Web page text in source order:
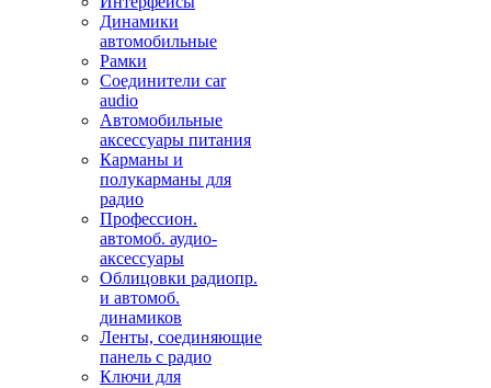
Динамики
автомобильные
Рамки
Соединители car
audio
Автомобильные
аксессуары питания
Карманы и
полукарманы для
радио
Профессион.
автомоб. аудио-
аксессуары
Облицовки радиопр.
и автомоб.
динамиков
Ленты, соединяющие
панель с радио
Ключи для